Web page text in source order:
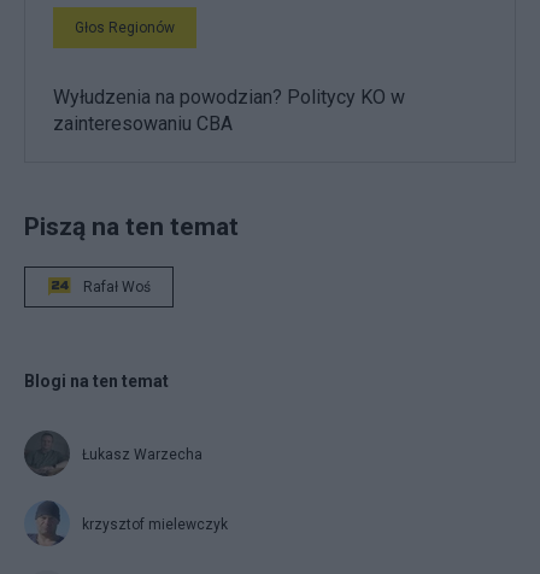
Głos Regionów
Wyłudzenia na powodzian? Politycy KO w
zainteresowaniu CBA
Piszą na ten temat
Rafał Woś
Blogi na ten temat
Łukasz Warzecha
krzysztof mielewczyk